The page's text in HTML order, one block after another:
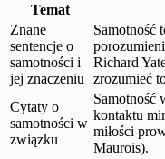
Temat
Znane
sentencje o
samotności i
jej znaczeniu
Samotność
Richard
zrozumieć
Cytaty o
samotności w
związku
Samotność
kontaktu
miłości
Maurois).